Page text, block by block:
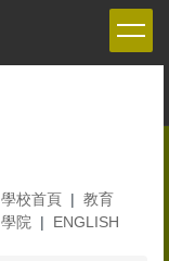
學校首頁 | 教育
學院
| ENGLISH